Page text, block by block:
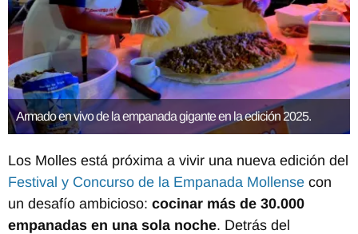
Armado en vivo de la empanada gigante en la edición 2025.
Los Molles está próxima a vivir una nueva edición del
Festival y Concurso de la Empanada Mollense con
un desafío ambicioso: cocinar más de 30.000
empanadas en una sola noche. Detrás del